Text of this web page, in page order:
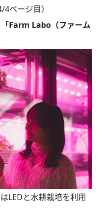
ページ目）
Farm Labo（ファーム
LEDと水耕栽培を利用